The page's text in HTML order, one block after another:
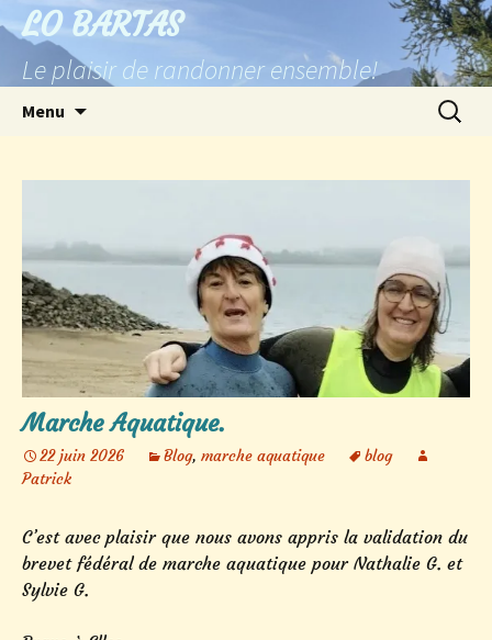
Aller
au
contenu
LO BARTAS
Le plaisir de randonner ensemble!
Menu
Marche Aquatique.
22 juin 2026 Blog, marche aquatique
blog
Patrick
C’est avec plaisir que nous avons appris la validation du
brevet fédéral de marche aquatique pour Nathalie G. et
Sylvie G.